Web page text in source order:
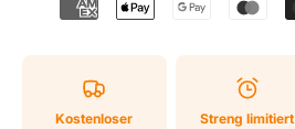
Kostenloser
Streng limitiert